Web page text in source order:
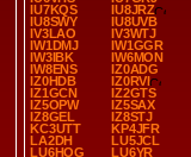
IU7KQS
IU8JRZ
IU8SWY
IU8UVB
IV3LAO
IV3WTJ
IW1DMJ
IW1GGR
IW3IBK
IW6MON
IW8ENS
IZ0ADG
IZ0HDB
IZ0RVI
IZ1GCN
IZ2GTS
IZ5OPW
IZ5SAX
IZ8GEL
IZ8STJ
KC3UTT
KP4JFR
LA2DH
LU5JCL
LU6HOG
LU6YR